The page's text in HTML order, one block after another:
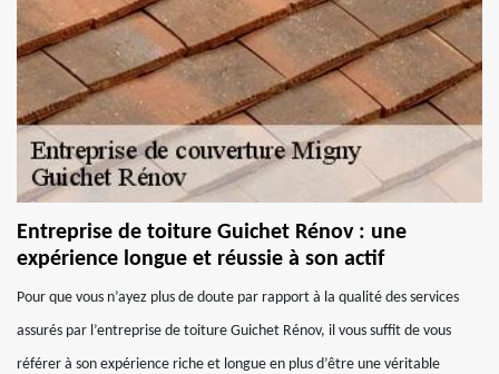
Entreprise de toiture Guichet Rénov : une
expérience longue et réussie à son actif
Pour que vous n’ayez plus de doute par rapport à la qualité des services
assurés par l’entreprise de toiture Guichet Rénov, il vous suffit de vous
référer à son expérience riche et longue en plus d’être une véritable